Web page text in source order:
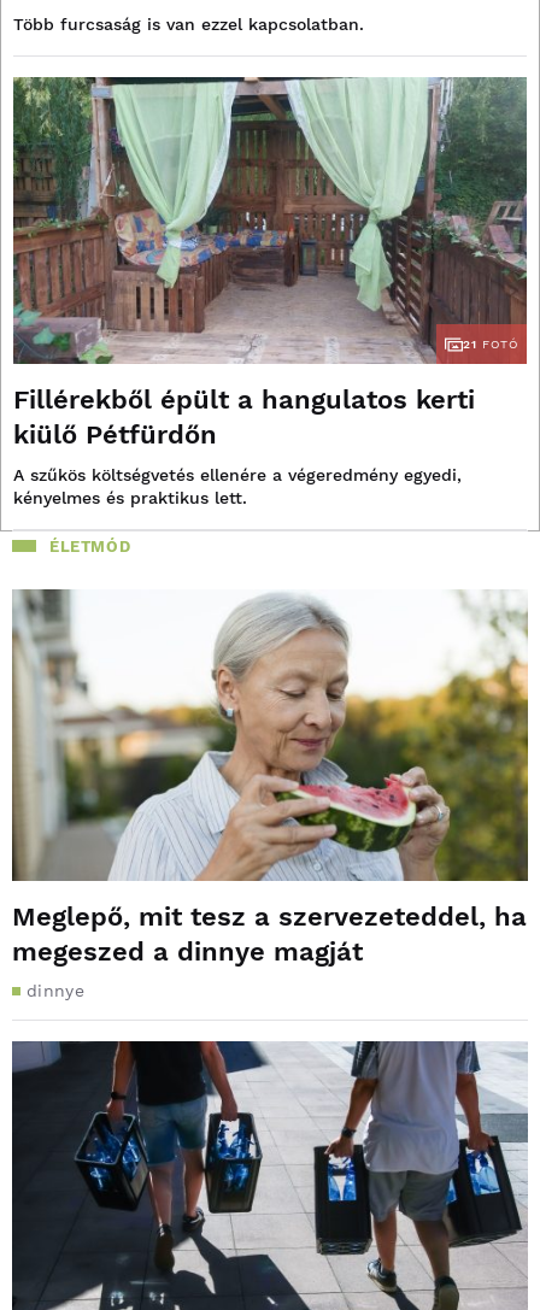
Több furcsaság is van ezzel kapcsolatban.
21 FOTÓ
Fillérekből épült a hangulatos kerti
kiülő Pétfürdőn
A szűkös költségvetés ellenére a végeredmény egyedi,
kényelmes és praktikus lett.
ÉLETMÓD
Meglepő, mit tesz a szervezeteddel, ha
megeszed a dinnye magját
dinnye